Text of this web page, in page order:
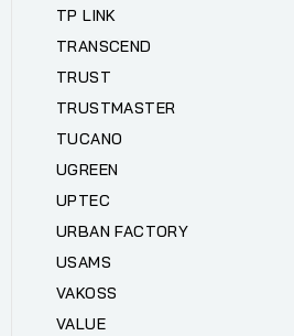
TP LINK
TRANSCEND
TRUST
TRUSTMASTER
TUCANO
UGREEN
UPTEC
URBAN FACTORY
USAMS
VAKOSS
VALUE